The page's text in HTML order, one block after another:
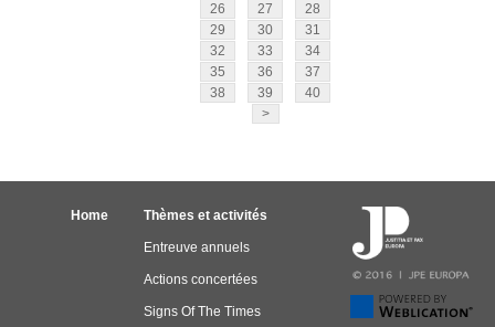
26
27
28
29
30
31
32
33
34
35
36
37
38
39
40
>
Home Thèmes et activités
Entreuve annuels
Actions concertées
Signs Of The Times